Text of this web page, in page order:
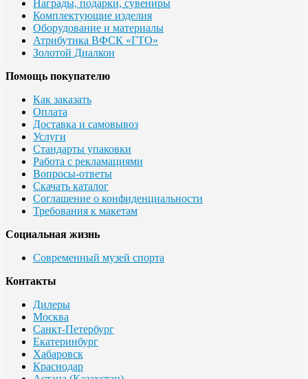
Награды, подарки, сувениры
Комплектующие изделия
Оборудование и материалы
Атрибутика ВФСК «ГТО»
Золотой Диалкон
Помощь покупателю
Как заказать
Оплата
Доставка и самовывоз
Услуги
Стандарты упаковки
Работа с рекламациями
Вопросы-ответы
Скачать каталог
Соглашение о конфиденциальности
Требования к макетам
Социальная жизнь
Современный музей спорта
Контакты
Дилеры
Москва
Санкт-Петербург
Екатеринбург
Хабаровск
Краснодар